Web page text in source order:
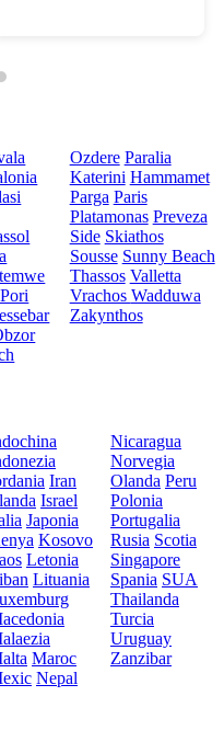
Ozdere Paralia
Katerini Hammamet
Parga Paris
Platamonas Preveza
Side Skiathos
Sousse Sunny Beach
Thassos Valletta
Vrachos Wadduwa
Zakynthos
Iran
Israel
Japonia
Kosovo
Letonia
Lituania
Maroc
Nepal
Nicaragua
Norvegia
Olanda Peru
Polonia
Portugalia
Rusia Scotia
Singapore
Spania SUA
Thailanda
Turcia
Uruguay
Zanzibar